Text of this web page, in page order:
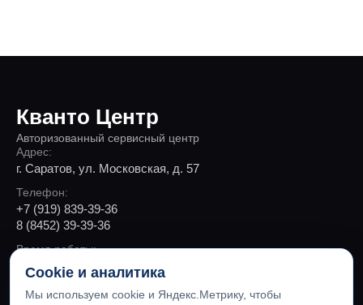
Кванто Центр
Авторизованный сервисный центр
Адрес:
г. Саратов, ул. Московская, д. 57
Телефон:
+7 (919) 839-39-36
8 (8452) 39-39-36
Время работы:
Пн-Пт 9:00 - 19:00, Сб 10:00 - 18:00
Cookie и аналитика
Мы используем cookie и Яндекс.Метрику, чтобы